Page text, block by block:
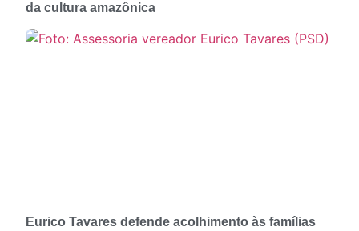
da cultura amazônica
Eurico Tavares defende acolhimento às famílias